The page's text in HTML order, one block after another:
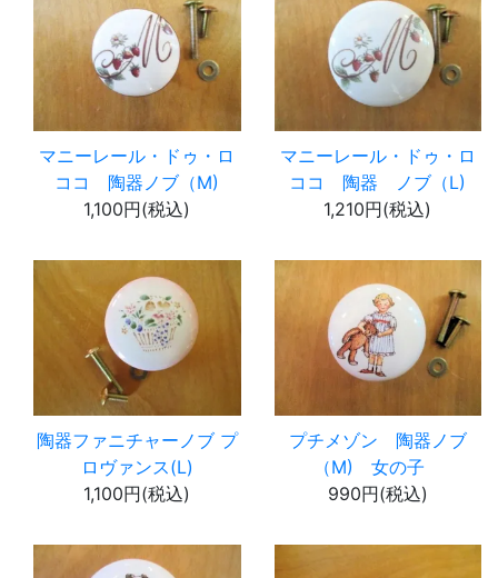
マニーレール・ドゥ・ロ
ココ 陶器ノブ（M)
1,100円(税込)
マニーレール・ドゥ・ロ
ココ 陶器 ノブ（L)
1,210円(税込)
陶器ファニチャーノブ プ
ロヴァンス(L)
1,100円(税込)
プチメゾン 陶器ノブ
（M) 女の子
990円(税込)